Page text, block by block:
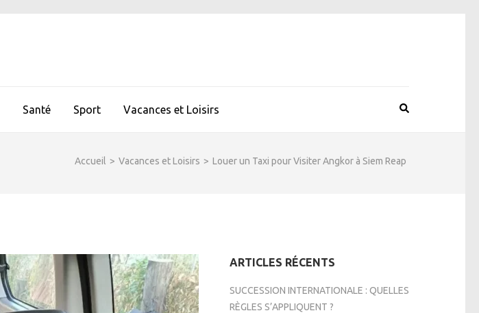
Santé Sport Vacances et Loisirs
Accueil > Vacances et Loisirs > Louer un Taxi pour Visiter Angkor à Siem Reap
ARTICLES RÉCENTS
SUCCESSION INTERNATIONALE : QUELLES
RÈGLES S’APPLIQUENT ?